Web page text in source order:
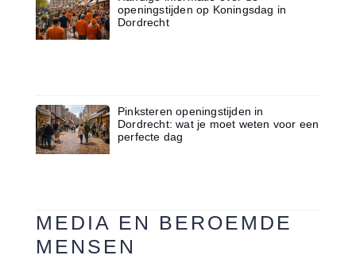
openingstijden op Koningsdag in
Dordrecht
Pinksteren openingstijden in
Dordrecht: wat je moet weten voor een
perfecte dag
MEDIA EN BEROEMDE
MENSEN